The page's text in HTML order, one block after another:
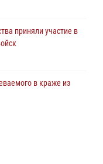
приняли участие в
в краже из